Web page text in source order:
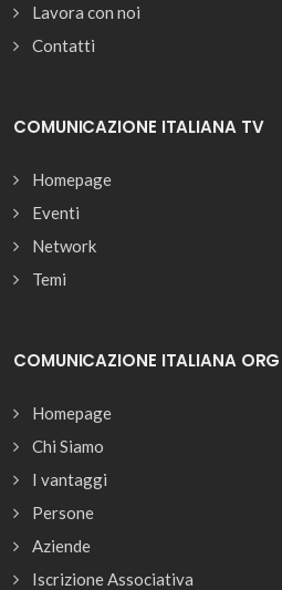
Lavora con noi
Contatti
COMUNICAZIONE ITALIANA TV
Homepage
Eventi
Network
Temi
COMUNICAZIONE ITALIANA ORG
Homepage
Chi Siamo
I vantaggi
Persone
Aziende
Iscrizione Associativa